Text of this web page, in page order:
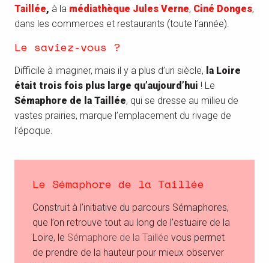
Taillée, à la médiathèque Jules Verne, Ciné Donges,
dans les commerces et restaurants (toute l’année).
Le saviez-vous ?
Difficile à imaginer, mais il y a plus d’un siècle, la Loire
était trois fois plus large qu’aujourd’hui ! Le
Sémaphore de la Taillée, qui se dresse au milieu de
vastes prairies, marque l’emplacement du rivage de
l’époque.
Le Sémaphore de la Taillée
Construit à l’initiative du parcours Sémaphores,
que l’on retrouve tout au long de l’estuaire de la
Loire, le Sémaphore de la Taillée vous permet
de prendre de la hauteur pour mieux observer